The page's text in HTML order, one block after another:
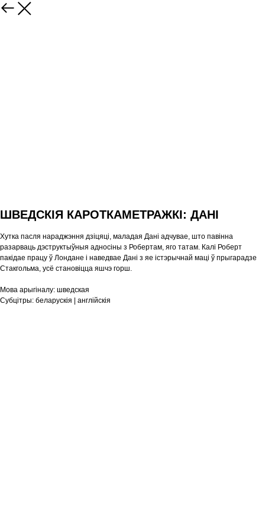
ШВЕДСКІЯ КАРОТКАМЕТРАЖКІ: ДАНІ
Хутка пасля нараджэння дзіцяці, маладая Дані адчувае, што павінна
разарваць дэструктыўныя адносіны з Робертам, яго татам. Калі Роберт
пакідае працу ў Лондане і наведвае Дані з яе істэрычнай маці ў прыгарадзе
Стакгольма, усё становіцца яшчэ горш.
Мова арыгіналу: шведская
Субцітры: беларускія | англійскія